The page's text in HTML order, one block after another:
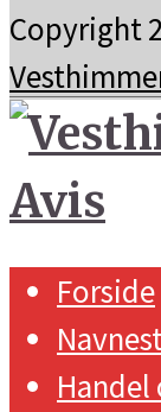
Copyright
Forside
Handel